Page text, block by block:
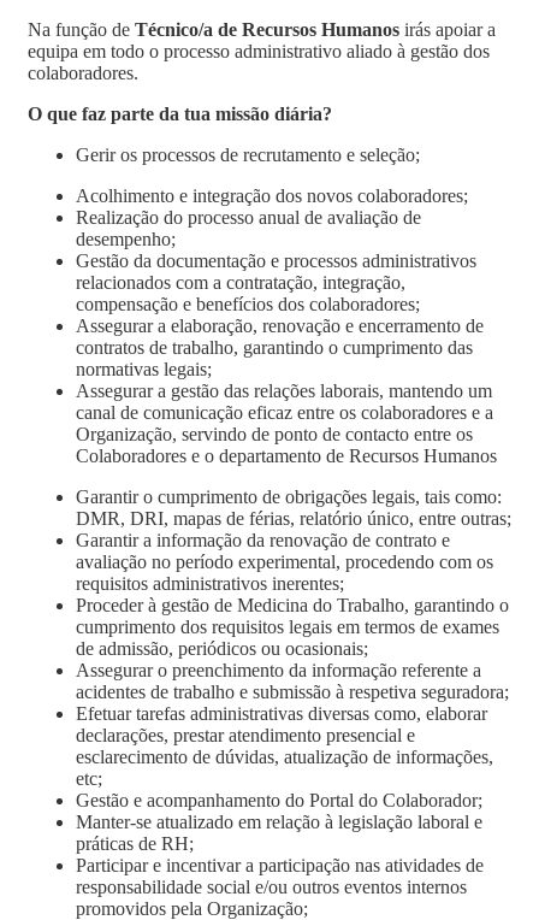
Na função de Técnico/a de Recursos Humanos irás apoiar a
equipa em todo o processo administrativo aliado à gestão dos
colaboradores.
O que faz parte da tua missão diária?
Gerir os processos de recrutamento e seleção;
Acolhimento e integração dos novos colaboradores;
Realização do processo anual de avaliação de
desempenho;
Gestão da documentação e processos administrativos
relacionados com a contratação, integração,
compensação e benefícios dos colaboradores;
Assegurar a elaboração, renovação e encerramento de
contratos de trabalho, garantindo o cumprimento das
normativas legais;
Assegurar a gestão das relações laborais, mantendo um
canal de comunicação eficaz entre os colaboradores e a
Organização, servindo de ponto de contacto entre os
Colaboradores e o departamento de Recursos Humanos
Garantir o cumprimento de obrigações legais, tais como:
DMR, DRI, mapas de férias, relatório único, entre outras;
Garantir a informação da renovação de contrato e
avaliação no período experimental, procedendo com os
requisitos administrativos inerentes;
Proceder à gestão de Medicina do Trabalho, garantindo o
cumprimento dos requisitos legais em termos de exames
de admissão, periódicos ou ocasionais;
Assegurar o preenchimento da informação referente a
acidentes de trabalho e submissão à respetiva seguradora;
Efetuar tarefas administrativas diversas como, elaborar
declarações, prestar atendimento presencial e
esclarecimento de dúvidas, atualização de informações,
etc;
Gestão e acompanhamento do Portal do Colaborador;
Manter-se atualizado em relação à legislação laboral e
práticas de RH;
Participar e incentivar a participação nas atividades de
responsabilidade social e/ou outros eventos internos
promovidos pela Organização;